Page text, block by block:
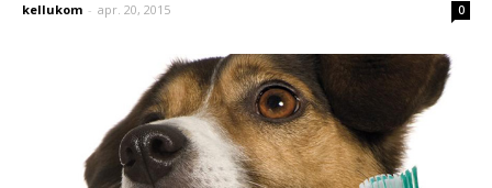
kellukom - apr. 20, 2015 0